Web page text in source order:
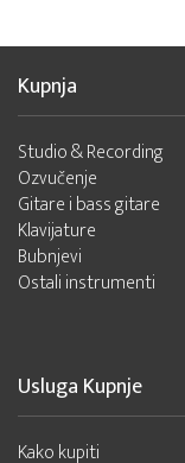
Kupnja
Studio & Recording
Ozvučenje
Gitare i bass gitare
Klavijature
Bubnjevi
Ostali instrumenti
Usluga Kupnje
Kako kupiti